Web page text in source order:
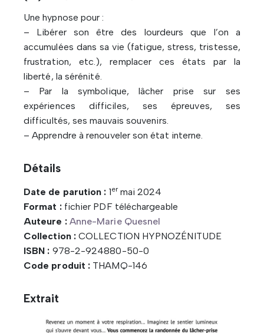
Une hypnose pour :
– Libérer son être des lourdeurs que l’on a
accumulées dans sa vie (fatigue, stress, tristesse,
frustration, etc.), remplacer ces états par la
liberté, la sérénité.
– Par la symbolique, lâcher prise sur ses
expériences difficiles, ses épreuves, ses
difficultés, ses mauvais souvenirs.
– Apprendre à renouveler son état interne.
Détails
Date de parution : 1ermai 2024
Format :fichier PDF téléchargeable
Auteure : Anne-Marie Quesnel
Collection :COLLECTION HYPNOZÉNITUDE
ISBN : 978-2-924880-50-0
Code produit : THAMQ-146
Extrait